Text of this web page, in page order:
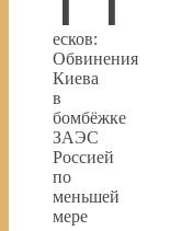
есков:
Обвинения
Киева
в
бомбёжке
ЗАЭС
Россией
по
меньшей
мере